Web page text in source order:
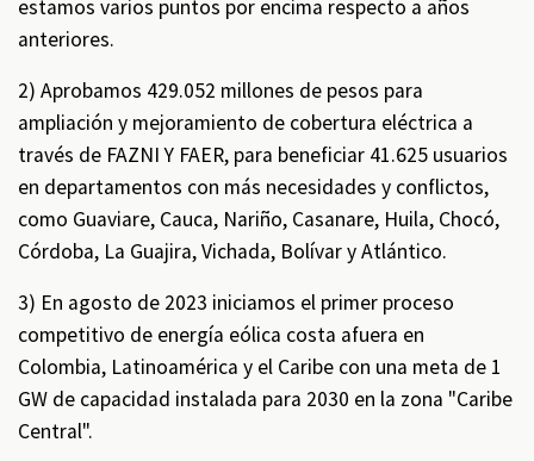
estamos varios puntos por encima respecto a años
anteriores.
2) Aprobamos 429.052 millones de pesos para
ampliación y mejoramiento de cobertura eléctrica a
través de FAZNI Y FAER, para beneficiar 41.625 usuarios
en departamentos con más necesidades y conflictos,
como Guaviare, Cauca, Nariño, Casanare, Huila, Chocó,
Córdoba, La Guajira, Vichada, Bolívar y Atlántico.
3) En agosto de 2023 iniciamos el primer proceso
competitivo de energía eólica costa afuera en
Colombia, Latinoamérica y el Caribe con una meta de 1
GW de capacidad instalada para 2030 en la zona "Caribe
Central".